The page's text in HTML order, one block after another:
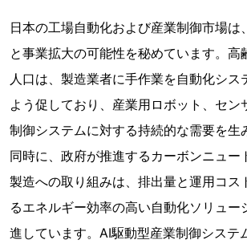
日本の工場自動化および産業制御市場は
と事業拡大の可能性を秘めています。高
人口は、製造業者に手作業を自動化シス
よう促しており、産業用ロボット、セン
制御システムに対する持続的な需要を生
同時に、政府が推進するカーボンニュー
製造への取り組みは、排出量と運用コス
るエネルギー効率の高い自動化ソリュー
進しています。AI駆動型産業制御システ